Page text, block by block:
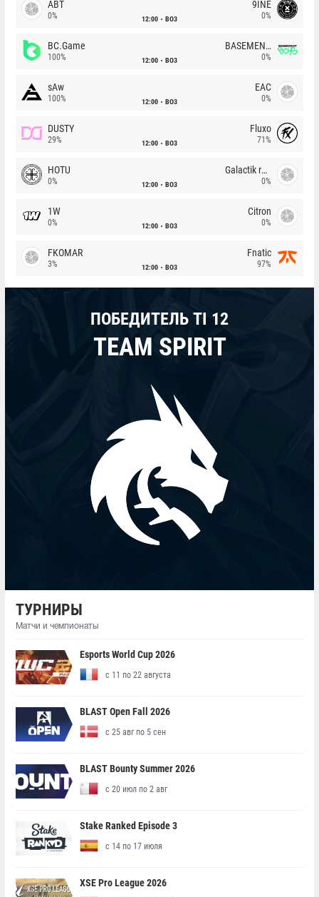
ABT
0% 12:00 BO3
9INE
0%
BC.Game
100% 12:00 BO3
BASEMENT BOYS
0%
sAw
100% 12:00 BO3
EAC
0%
DUSTY
29% 12:00 BO3
Fluxo
71%
HOTU
0% 12:00 BO3
Galactik rebels
0%
1W
0% 12:00 BO3
Citron
0%
FKOMAR
3% 12:00 BO3
Fnatic
97%
ПОБЕДИТЕЛЬ TI 12
TEAM SPIRIT
ТУРНИРЫ
Матчи и чемпионаты
Esports World Cup 2026
с 11 по 22 августа
BLAST Open Fall 2026
с 25 авг по 5 сен
BLAST Bounty Summer 2026
с 20 июл по 2 авг
Stake Ranked Episode 3
с 14 по 17 июля
XSE Pro League 2026